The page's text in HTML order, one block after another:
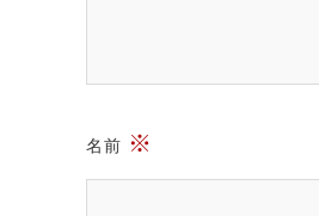
名前 ※